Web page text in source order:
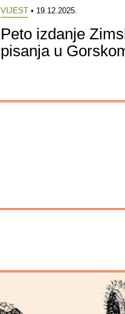
VIJEST• 19.12.2025.
Peto izdanje
pisanja u